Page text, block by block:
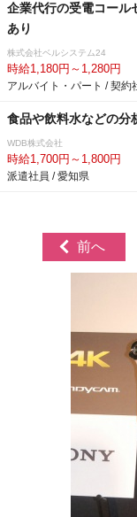
企業代行の受電コール
あり
株式会社ベルシステム24
時給1,180円～1,280円
アルバイト・パート / 契約
食品や飲料水などの分
WDB株式会社
時給1,700円～1,800円
派遣社員 / 愛知県
前へ